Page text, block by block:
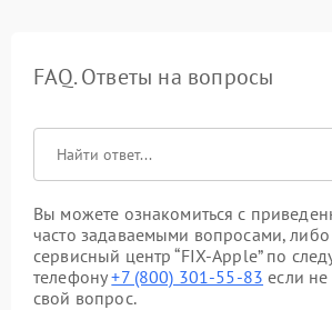
FAQ. Ответы на вопросы
Вы можете ознакомиться с
часто задаваемыми вопросами, либо
сервисный центр “FIX-Apple” по
телефону+7 (800) 301-55-83 если
свой вопрос.